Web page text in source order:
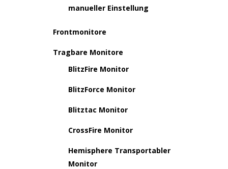
manueller Einstellung
Frontmonitore
Tragbare Monitore
BlitzFire Monitor
BlitzForce Monitor
Blitztac Monitor
CrossFire Monitor
Hemisphere Transportabler
Monitor